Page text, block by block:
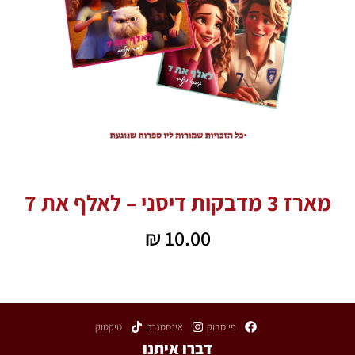
מארז 3 מדבקות דיסני – לאלף את 7
₪ 10.00
פייסבוק אינסטגרם טיקטוק
דברו איתנו